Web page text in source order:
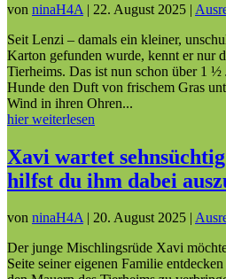
von ninaH4A | 22. August 2025 |
Seit Lenzi – damals ein kleiner,
Karton gefunden wurde, kennt er nur
Tierheims. Das ist nun schon über 1 ½
Hunde den Duft von frischem Gras
Wind in ihren Ohren...
hier weiterlesen
Xavi wartet
hilfst du ihm dabei
von ninaH4A| 20. August 2025
Der junge Mischlingsrüde Xavi
Seite seiner eigenen Familie